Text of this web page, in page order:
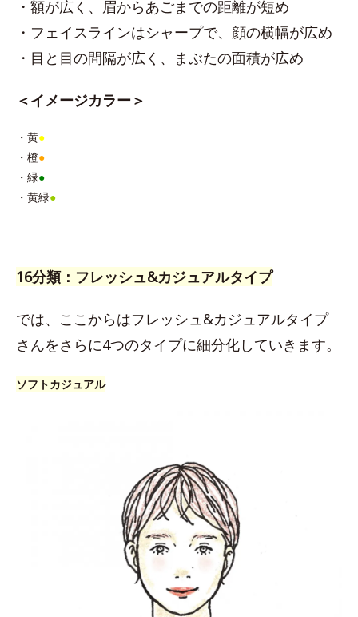
・額が広く、眉からあごまでの距離が短め
・フェイスラインはシャープで、顔の横幅が広め
・目と目の間隔が広く、まぶたの面積が広め
＜イメージカラー＞
・黄●
・橙●
・緑●
・黄緑●
16分類：フレッシュ&カジュアルタイプ
では、ここからはフレッシュ&カジュアルタイプ
さんをさらに4つのタイプに細分化していきます。
ソフトカジュアル